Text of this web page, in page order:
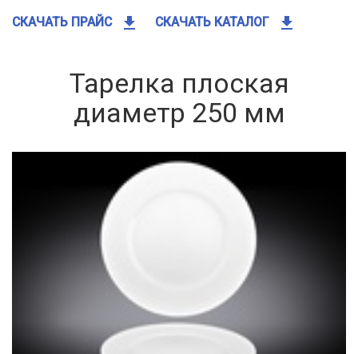
СКАЧАТЬ ПРАЙС get_app СКАЧАТЬ КАТАЛОГ get_app
Тарелка плоская
диаметр 250 мм